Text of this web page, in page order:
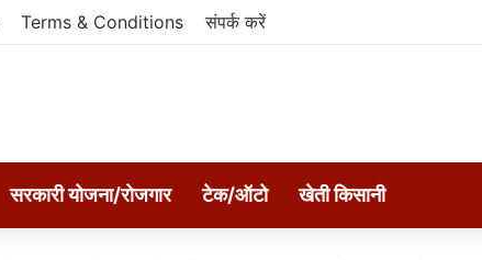
Terms & Conditions संपर्क करें
सरकारी योजना/रोजगार टेक/ऑटो खेती किसानी